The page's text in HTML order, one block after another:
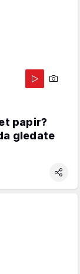
papir?
gledate